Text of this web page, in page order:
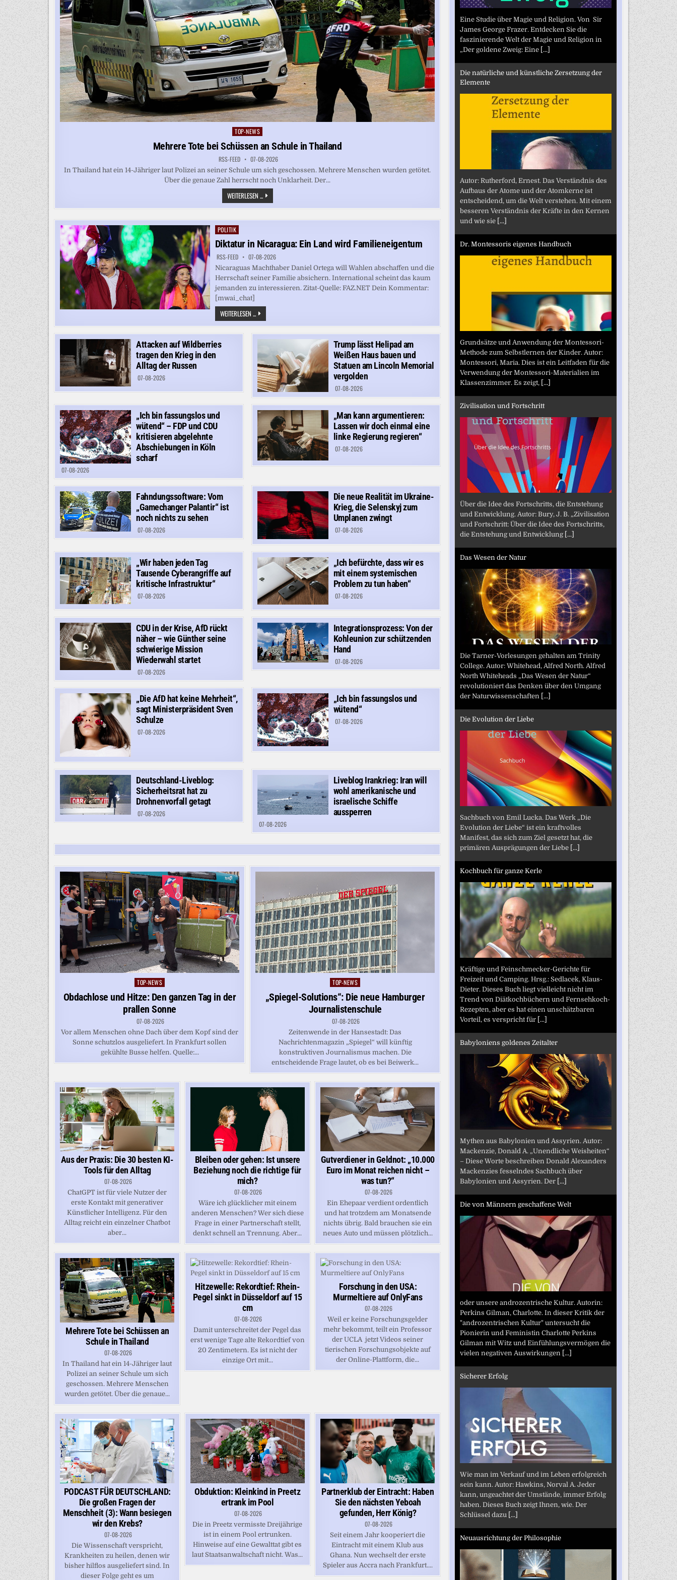
Posted
in
TOP-NEWS
Mehrere Tote bei Schüssen an Schule in Thailand
RSS-FEED 07-08-2026
In Thailand hat ein 14-Jähriger laut Polizei an seiner Schule um sich geschossen. Mehrere Menschen wurden getötet.
Über die genaue Zahl herrscht noch Unklarheit. Der...
WEITERLESEN ... MEHRERE
TOTE
BEI
AN
THAILAND
Posted
in
POLITIK
Diktatur in Nicaragua: Ein Land wird Familieneigentum
RSS-FEED 07-08-2026
Nicaraguas Machthaber Daniel Ortega will Wahlen abschaffen und die
Herrschaft seiner Familie absichern. International scheint das kaum
jemanden zu interessieren. Zitat-Quelle: FAZ.NET Dein Kommentar:
[mwai_chat]
WEITERLESEN ... DIKTATUR
IN
NICARAGUA:
EIN
LAND
FAMILIENEIGENTUM
Attacken auf Wildberries
tragen den Krieg in den
Alltag der Russen
07-08-2026
Trump lässt Helipad am
Weißen Haus bauen und
Statuen am Lincoln Memorial
vergolden
07-08-2026
„Ich bin fassungslos und
wütend“ – FDP und CDU
kritisieren abgelehnte
Abschiebungen in Köln
scharf
07-08-2026
„Man kann argumentieren:
Lassen wir doch einmal eine
linke Regierung regieren“
07-08-2026
Fahndungssoftware: Vom
„Gamechanger Palantir“ ist
noch nichts zu sehen
07-08-2026
Die neue Realität im Ukraine-
Krieg, die Selenskyj zum
Umplanen zwingt
07-08-2026
„Wir haben jeden Tag
Tausende Cyberangriffe auf
kritische Infrastruktur“
07-08-2026
„Ich befürchte, dass wir es
mit einem systemischen
Problem zu tun haben“
07-08-2026
CDU in der Krise, AfD rückt
näher – wie Günther seine
schwierige Mission
Wiederwahl startet
07-08-2026
Integrationsprozess: Von der
Kohleunion zur schützenden
Hand
07-08-2026
„Die AfD hat keine Mehrheit“,
sagt Ministerpräsident Sven
Schulze
07-08-2026
„Ich bin fassungslos und
wütend“
07-08-2026
Deutschland-Liveblog:
Sicherheitsrat hat zu
Drohnenvorfall getagt
07-08-2026
Liveblog Irankrieg: Iran will
wohl amerikanische und
israelische Schiffe
aussperren
07-08-2026
Posted
in
TOP-NEWS
Obdachlose und Hitze: Den ganzen Tag in der
prallen Sonne
07-08-2026
Vor allem Menschen ohne Dach über dem Kopf sind der
Sonne schutzlos ausgeliefert. In Frankfurt sollen
gekühlte Busse helfen. Quelle:...
Posted
TOP-NEWS
„Spiegel-Solutions“: Die neue Hamburger
Journalistenschule
07-08-2026
Zeitenwende in der Hansestadt: Das
Nachrichtenmagazin „Spiegel“ will künftig
konstruktiven Journalismus machen. Die
entscheidende Frage lautet, ob es bei Beiwerk...
Aus der Praxis: Die 30 besten KI-
Tools für den Alltag
07-08-2026
ChatGPT ist für viele Nutzer der
erste Kontakt mit generativer
Künstlicher Intelligenz. Für den
Alltag reicht ein einzelner Chatbot
aber...
Bleiben oder gehen: Ist unsere
Beziehung noch die richtige für
mich?
07-08-2026
Wäre ich glücklicher mit einem
anderen Menschen? Wer sich diese
Frage in einer Partnerschaft stellt,
denkt schnell an Trennung. Aber...
Gutverdiener in Geldnot: „10.000
Euro im Monat reichen nicht –
was tun?“
07-08-2026
Ein Ehepaar verdient ordentlich
und hat trotzdem am Monatsende
nichts übrig. Bald brauchen sie ein
neues Auto und müssen plötzlich...
Mehrere Tote bei Schüssen an
Schule in Thailand
07-08-2026
In Thailand hat ein 14-Jähriger laut
Polizei an seiner Schule um sich
geschossen. Mehrere Menschen
wurden getötet. Über die genaue...
Hitzewelle: Rekordtief: Rhein-
Pegel sinkt in Düsseldorf auf 15
cm
07-08-2026
Damit unterschreitet der Pegel das
erst wenige Tage alte Rekordtief von
20 Zentimetern. Es ist nicht der
einzige Ort mit...
Forschung in den USA:
Murmeltiere auf OnlyFans
07-08-2026
Weil er keine Forschungsgelder
mehr bekommt, teilt ein Professor
der UCLA jetzt Videos seiner
tierischen Forschungsobjekte auf
der Online-Plattform, die...
PODCAST FÜR DEUTSCHLAND:
Die großen Fragen der
Menschheit (3): Wann besiegen
wir den Krebs?
07-08-2026
Die Wissenschaft verspricht,
Krankheiten zu heilen, denen wir
bisher hilflos ausgeliefert sind. In
dieser Folge geht es um
Obduktion: Kleinkind in Preetz
ertrank im Pool
07-08-2026
Die in Preetz vermisste Dreijährige
ist in einem Pool ertrunken.
Hinweise auf eine Gewalttat gibt es
laut Staatsanwaltschaft nicht. Was...
Partnerklub der Eintracht: Haben
Sie den nächsten Yeboah
gefunden, Herr König?
07-08-2026
Seit einem Jahr kooperiert die
Eintracht mit einem Klub aus
Ghana. Nun wechselt der erste
Spieler aus Accra nach Frankfurt....
Eine Studie über Magie und Religion. Von Sir
James George Frazer. Entdecken Sie die
faszinierende Welt der Magie und Religion in
„Der goldene Zweig: Eine [...]
Die natürliche und künstliche Zersetzung der
Elemente
Autor: Rutherford, Ernest. Das Verständnis des
Aufbaus der Atome und der Atomkerne ist
entscheidend, um die Welt verstehen. Mit einem
besseren Verständnis der Kräfte in den Kernen
und wie sie [...]
Dr. Montessoris eigenes Handbuch
Grundsätze und Anwendung der Montessori-
Methode zum Selbstlernen der Kinder. Autor:
Montessori, Maria. Dies ist ein Leitfaden für die
Verwendung der Montessori-Materialien im
Klassenzimmer. Es zeigt, [...]
Zivilisation und Fortschritt
Über die Idee des Fortschritts, die Entstehung
und Entwicklung. Autor: Bury, J. B. „Zivilisation
und Fortschritt: Über die Idee des Fortschritts,
die Entstehung und Entwicklung [...]
Das Wesen der Natur
Die Tarner-Vorlesungen gehalten am Trinity
College. Autor: Whitehead, Alfred North. Alfred
North Whiteheads „Das Wesen der Natur“
revolutioniert das Denken über den Umgang
der Naturwissenschaften [...]
Die Evolution der Liebe
Sachbuch von Emil Lucka. Das Werk „Die
Evolution der Liebe“ ist ein kraftvolles
Manifest, das sich zum Ziel gesetzt hat, die
primären Ausprägungen der Liebe [...]
Kochbuch für ganze Kerle
Kräftige und Feinschmecker-Gerichte für
Freizeit und Camping. Hrsg.: Sedlacek, Klaus-
Dieter. Dieses Buch liegt vielleicht nicht im
Trend von Diätkochbüchern und Fernsehkoch-
Rezepten, aber es hat einen unschätzbaren
Vorteil, es verspricht für [...]
Babyloniens goldenes Zeitalter
Mythen aus Babylonien und Assyrien. Autor:
Mackenzie, Donald A. „Unendliche Weisheiten“
– Diese Worte beschreiben Donald Alexanders
Mackenzies fesselndes Sachbuch über
Babylonien und Assyrien. Der [...]
Die von Männern geschaffene Welt
oder unsere androzentrische Kultur. Autorin:
Perkins Gilman, Charlotte. In dieser Kritik der
"androzentrischen Kultur" untersucht die
Pionierin und Feministin Charlotte Perkins
Gilman mit Witz und Einfühlungsvermögen die
vielen negativen Auswirkungen [...]
Sicherer Erfolg
Wie man im Verkauf und im Leben erfolgreich
sein kann. Autor: Hawkins, Norval A. Jeder
kann, ungeachtet der Umstände, immer Erfolg
haben. Dieses Buch zeigt Ihnen, wie. Der
Schlüssel dazu [...]
Neuausrichtung der Philosophie